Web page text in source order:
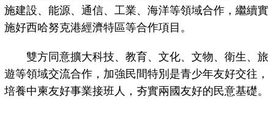
施建設、能源、通信、工業、海洋等領域合作，繼續實
施好西哈努克港經濟特區等合作項目。
雙方同意擴大科技、教育、文化、文物、衛生、旅
遊等領域交流合作，加強民間特別是青少年友好交往，
培養中柬友好事業接班人，夯實兩國友好的民意基礎。